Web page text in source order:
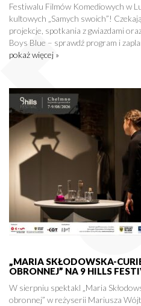
Festiwalu Filmów Komediowych w
kultowych „Samych swoich”!
projekcje, spotkania z gwiazdami
Boys Blue – sprawdź program i
pokaż więcej »
„MARIA SKŁODOWSKA-
OBRONNEJ” NA 9 HILLS
W sierpniu spektakl „Maria
obronnej” w reżyserii Mariusza